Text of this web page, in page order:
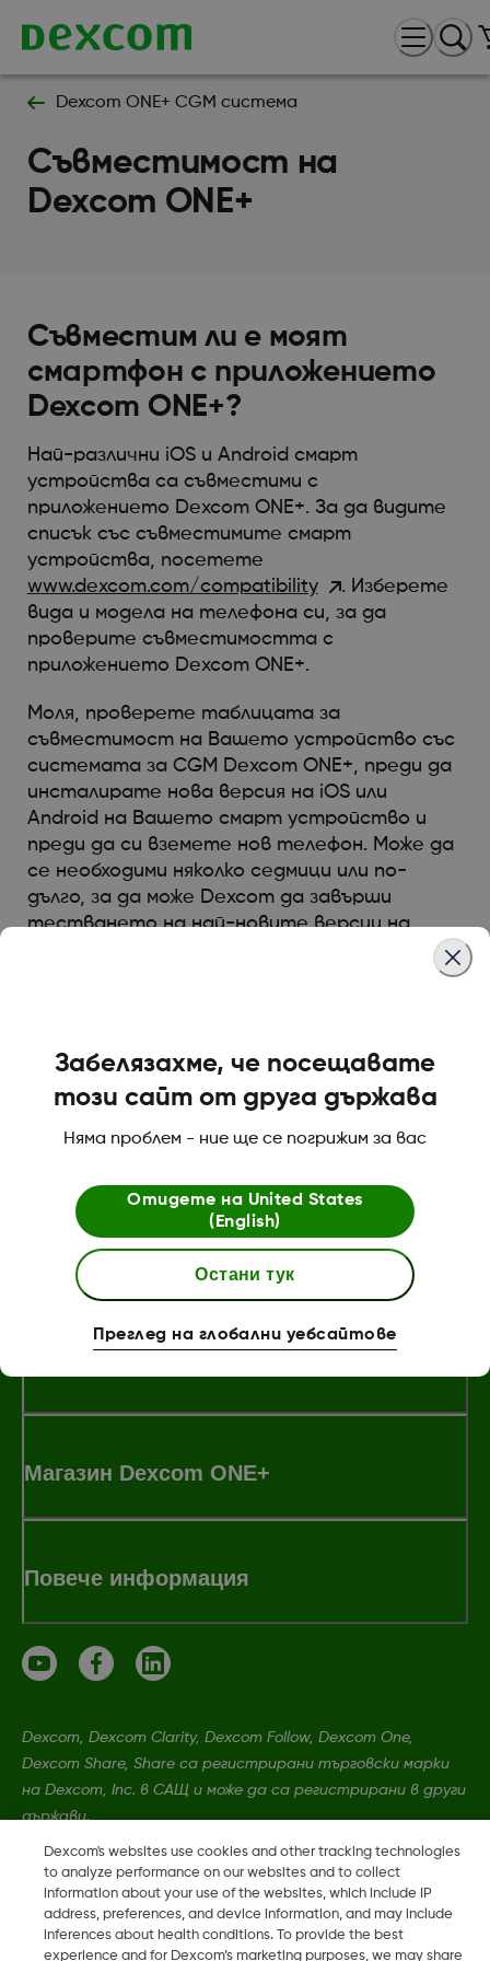
Dexcom ONE+ CGM система
Съвместимост на
Dexcom ONE+
Съвместим ли е моят
смартфон с приложението
Dexcom ONE+?
Най-различни iOS и Android смарт
устройства са съвместими с
приложението Dexcom ONE+. За да видите
списък със съвместимите смарт
устройства, посетете
www.dexcom.com/compatibility
. Изберете
вида и модела на телефона си, за да
проверите съвместимостта с
приложението Dexcom ONE+.
Моля, проверете таблицата за
съвместимост на Вашето устройство със
системата за CGM Dexcom ONE+, преди да
инсталирате нова версия на iOS или
Android на Вашето смарт устройство и
преди да си вземете нов телефон. Може да
се необходими няколко седмици или по-
дълго, за да може Dexcom да завърши
тестването на най-новите версии на
операционната система. Ако е необходимо,
актуализирайте приложението на Dexcom,
система.
Was this article helpful?
LBL-1005393 Rev001
Магазин Dexcom ONE+
Повече информация
Dexcom, Dexcom Clarity, Dexcom Follow, Dexcom One,
Dexcom Share, Share са регистрирани търговски марки
на Dexcom, Inc. в САЩ и може да са регистрирани в други
държави.
LBL-1005393 Rev001
2026 Dexcom, Inc. Всички права запазени.
Dexcom's websites use cookies and other tracking technologies
to analyze performance on our websites and to collect
information about your use of the websites, which include IP
address, preferences, and device information, and may include
inferences about health conditions. To provide the best
experience and for Dexcom’s marketing purposes, we may share
Забелязахме, че посещавате
този сайт от друга държава
Няма проблем - ние ще се погрижим за вас
Отидете на United States
(English)
Остани тук
Преглед на глобални уебсайтове